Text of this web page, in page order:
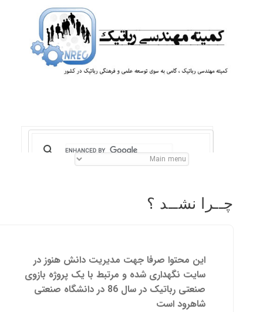
چــرا نشــد ؟
این محتوا صرفا جهت مدیریت دانش هنوز در
سایت نگهداری شده و مرتبط با یک پروژه بازوی
صنعتی رباتیک در سال 86 در دانشگاه صنعتی
شاهرود است